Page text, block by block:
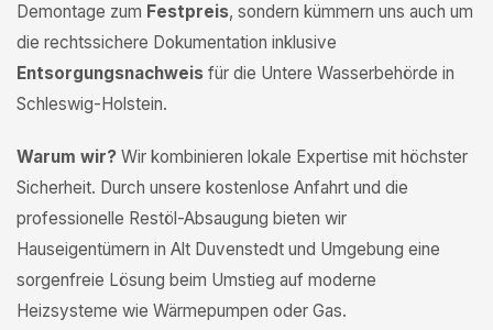
Demontage zum Festpreis, sondern kümmern uns auch um
die rechtssichere Dokumentation inklusive
Entsorgungsnachweis für die Untere Wasserbehörde in
Schleswig-Holstein.
Warum wir? Wir kombinieren lokale Expertise mit höchster
Sicherheit. Durch unsere kostenlose Anfahrt und die
professionelle Restöl-Absaugung bieten wir
Hauseigentümern in Alt Duvenstedt und Umgebung eine
sorgenfreie Lösung beim Umstieg auf moderne
Heizsysteme wie Wärmepumpen oder Gas.